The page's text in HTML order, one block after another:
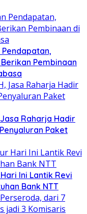
Pembinaan
Raharja Hadir
Paket
Ini Lantik Revi
Bank NTT